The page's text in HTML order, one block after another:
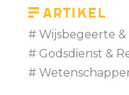
Artikel
Wijsbegeerte
Godsdienst &